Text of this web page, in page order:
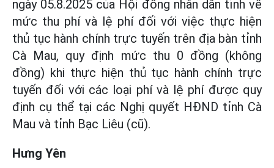
ngày 05.8.2025 của Hội đồng nhân dân tỉnh về
mức thu phí và lệ phí đối với việc thực hiện
thủ tục hành chính trực tuyến trên địa bàn tỉnh
Cà Mau, quy định mức thu 0 đồng (không
đồng) khi thực hiện thủ tục hành chính trực
tuyến đối với các loại phí và lệ phí được quy
định cụ thể tại các Nghị quyết HĐND tỉnh Cà
Mau và tỉnh Bạc Liêu (cũ).
Hưng Yên